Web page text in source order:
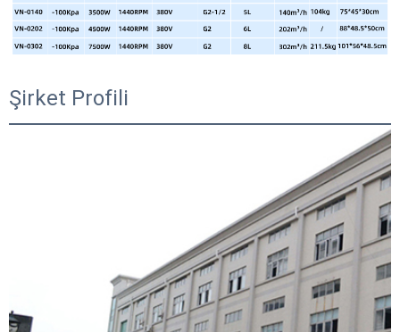
Şirket Profili